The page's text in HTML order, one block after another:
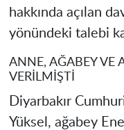
hakkında açılan
yönündeki talebi
ANNE, AĞABEY VE
VERİLMİŞTİ
Diyarbakır
Yüksel, ağabey